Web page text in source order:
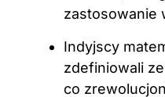
zastosowanie
Indyjscy
zdefiniowali
co